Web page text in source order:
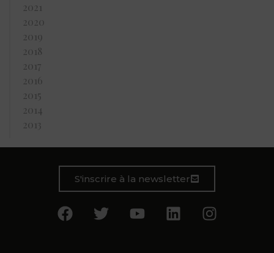
2021
2020
2019
2018
2017
2016
2015
2014
2013
S'inscrire à la newsletter